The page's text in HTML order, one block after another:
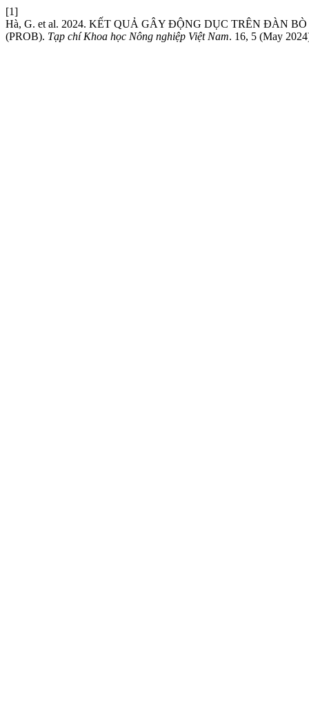
[1]
Hà, G. et al. 2024. KẾT QUẢ GÂY ĐỘNG DỤC TRÊN ĐÀN
(PROB). Tạp chí Khoa học Nông nghiệp Việt Nam. 16, 5 (May